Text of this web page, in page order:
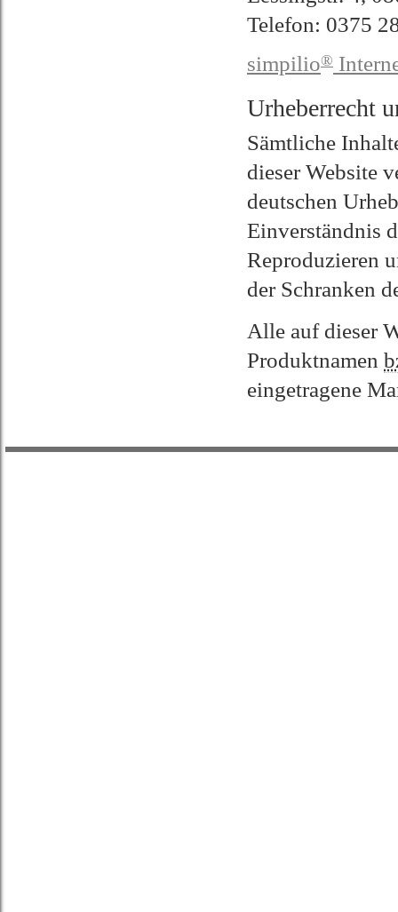
Telefon: 0375
simpilio®
Urheberrecht
Sämtliche
dieser Website
deutschen
Einverständnis
Reproduzieren
der Schranken
Alle auf dieser
Produktnamen
eingetragene